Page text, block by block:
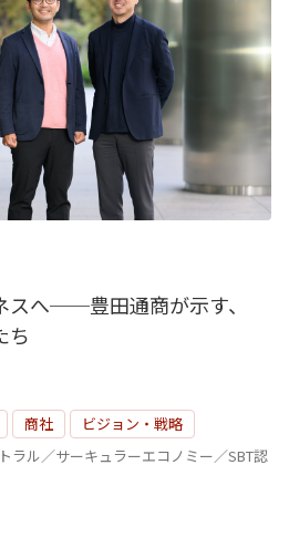
スへ──豊田通商が示す、
ち
商社
ビジョン・戦略
ラル／サーキュラーエコノミー／SBT認